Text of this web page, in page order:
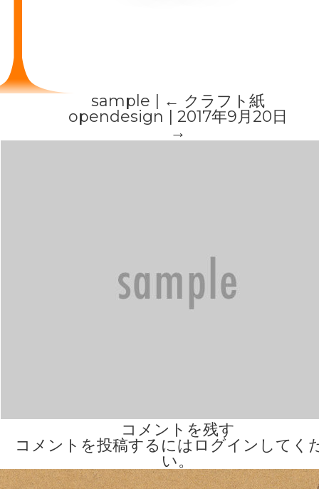
sample ← クラフト紙
opendesign
2017年9月20日
→
コメントを残す
コメントを投稿するには ログイン してく
い。